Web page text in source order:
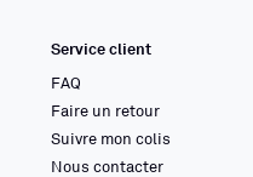
Service client
FAQ
Faire un retour
Suivre mon colis
Nous contacter